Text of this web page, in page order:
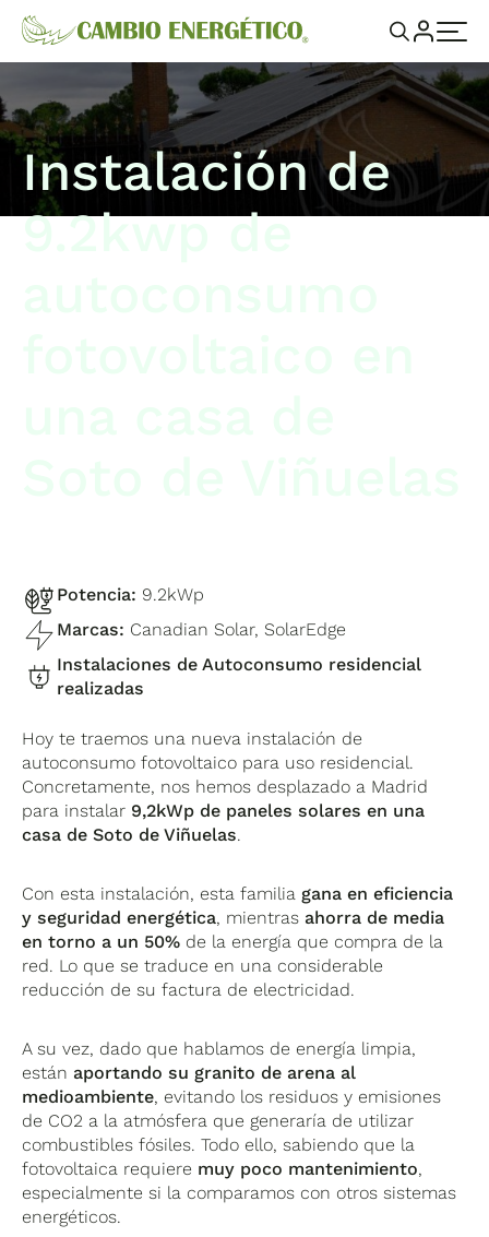
Instalación de
9.2kwp de
Potencia: 9.2kWp
Marcas: Canadian Solar, SolarEdge
Instalaciones de Autoconsumo residencial
realizadas
Hoy te traemos una nueva instalación de
autoconsumo fotovoltaico para uso residencial.
Concretamente, nos hemos desplazado a Madrid
para instalar 9,2kWp de paneles solares en una
casa de Soto de Viñuelas.
Con esta instalación, esta familia gana en eficiencia
y seguridad energética, mientras ahorra de media
en torno a un 50% de la energía que compra de la
red. Lo que se traduce en una considerable
reducción de su factura de electricidad.
A su vez, dado que hablamos de energía limpia,
están aportando su granito de arena al
medioambiente, evitando los residuos y emisiones
de CO2 a la atmósfera que generaría de utilizar
combustibles fósiles. Todo ello, sabiendo que la
fotovoltaica requiere muy poco mantenimiento,
especialmente si la comparamos con otros sistemas
energéticos.